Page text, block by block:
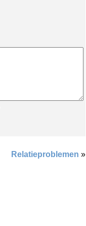
Relatieproblemen »